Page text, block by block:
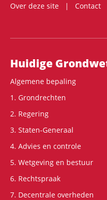
Over deze site
Contact
Hoofdnavigatie
Huidige
Algemene bepaling
1. Grondrechten
2. Regering
3. Staten-Generaal
4. Advies en controle
5. Wetgeving en bestuur
6. Rechtspraak
7. Decentrale overheden